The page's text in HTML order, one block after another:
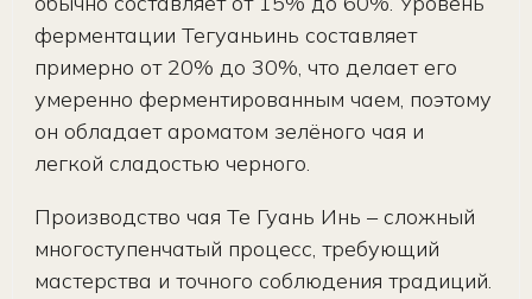
ферментации Тегуаньинь составляет
примерно от 20% до 30%, что делает его
умеренно ферментированным чаем, поэтому
он обладает ароматом зелёного чая и
легкой сладостью черного.
Производство чая Те Гуань Инь – сложный
многоступенчатый процесс, требующий
мастерства и точного соблюдения традиций.